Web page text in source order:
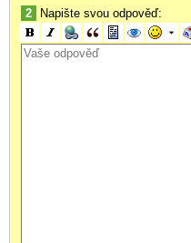
2 Napište svou odpověď: